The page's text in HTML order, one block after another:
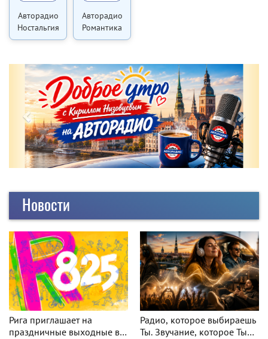
Авторадио
Ностальгия
Авторадио
Романтика
Новости
Рига приглашает на
праздничные выходные в
Радио, которое выбираешь
Ты. Звучание, которое Ты